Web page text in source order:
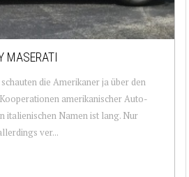
MASERATI
die Amerikaner ja über den
amerikanischer Auto-
italienischen Namen ist lang. Nur
ver...